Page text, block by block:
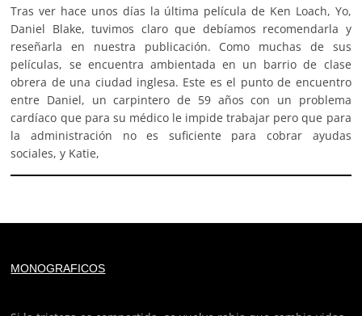
Tras ver hace unos días la última película de Ken Loach, Yo,
Daniel Blake, tuvimos claro que debíamos recomendarla y
reseñarla en nuestra publicación. Como muchas de sus
películas, se encuentra ambientada en un barrio de clase
obrera de una ciudad inglesa. Este es el punto de encuentro
entre Daniel, un carpintero de 59 años con un problema
cardíaco que para su médico le impide trabajar pero que para
la administración no es suficiente para cobrar ayudas
sociales, y Katie,
MONOGRAFICOS
of type string is deprecated in